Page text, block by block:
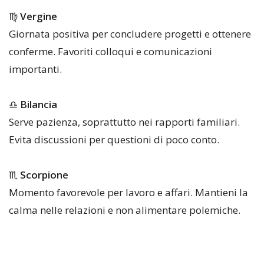
♍Vergine
Giornata positiva per concludere progetti e ottenere
conferme. Favoriti colloqui e comunicazioni
importanti.
♎ Bilancia
Serve pazienza, soprattutto nei rapporti familiari.
Evita discussioni per questioni di poco conto.
♏ Scorpione
Momento favorevole per lavoro e affari. Mantieni la
calma nelle relazioni e non alimentare polemiche.